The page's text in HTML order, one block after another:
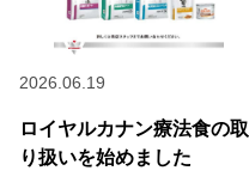
2026.06.19
ロイヤルカナン療法食の取
り扱いを始めました